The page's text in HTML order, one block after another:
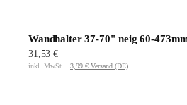
Wandhalter 37-70'' neig 60-
31,53 €
inkl. MwSt. · 3,99 € Versand (DE)